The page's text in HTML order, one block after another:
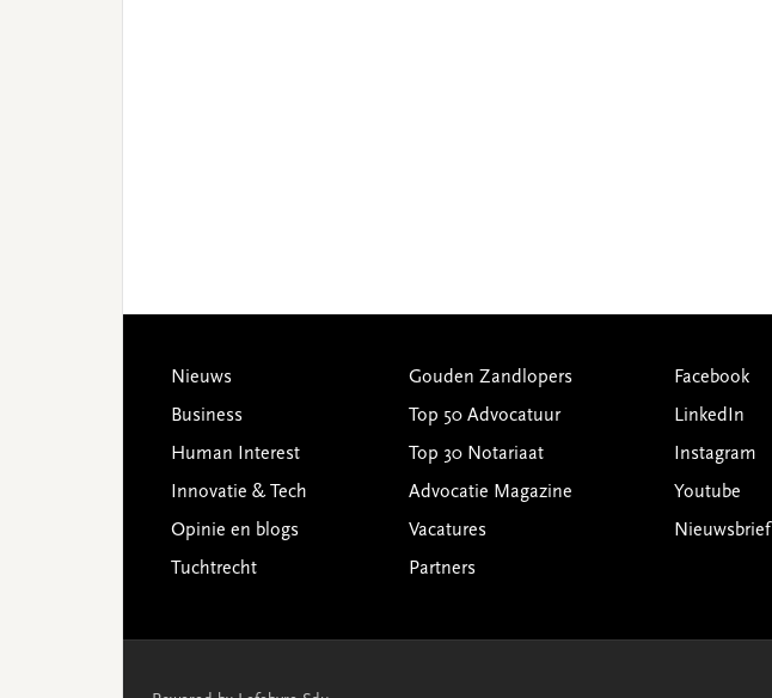
Footer
Nieuws
Business
Human Interest
Innovatie & Tech
Opinie en blogs
Tuchtrecht
Gouden Zandlopers
Top 50 Advocatuur
Top 30 Notariaat
Advocatie Magazine
Vacatures
Partners
Facebook
LinkedIn
Instagram
Youtube
Nieuwsbrief